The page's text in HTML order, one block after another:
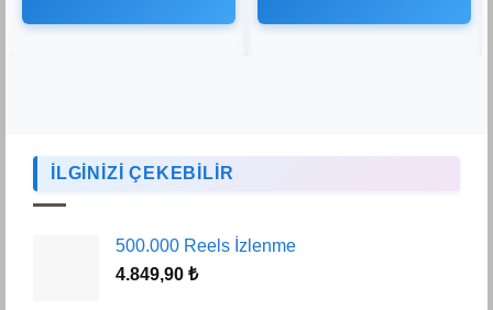
İLGİNİZİ ÇEKEBİLİR
500.000 Reels İzlenme
4.849,90 ₺